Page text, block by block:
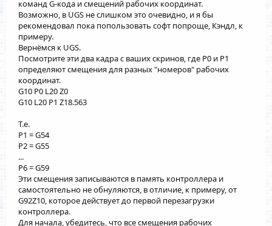
л
о
с
л
о
с
команд G-кода и смещений рабочих координат.
Возможно, в UGS не слишком это очевидно, и я бы
рекомендовал пока попользовать софт попроще, Кэндл, к
примеру.
Вернёмся к UGS.
Посмотрите эти два кадра с ваших скринов, где P0 и P1
определяют смещения для разных "номеров" рабочих
координат.
G10 P0 L20 Z0
G10 L20 P1 Z18.563
Т.е.
P1 = G54
P2 = G55
...
P6 = G59
Эти смещения записываются в память контроллера и
самостоятельно не обнуляются, в отличие, к примеру, от
G92Z10, которое действует до первой перезагрузки
контроллера.
Для начала, убедитесь, что все смещения рабочих